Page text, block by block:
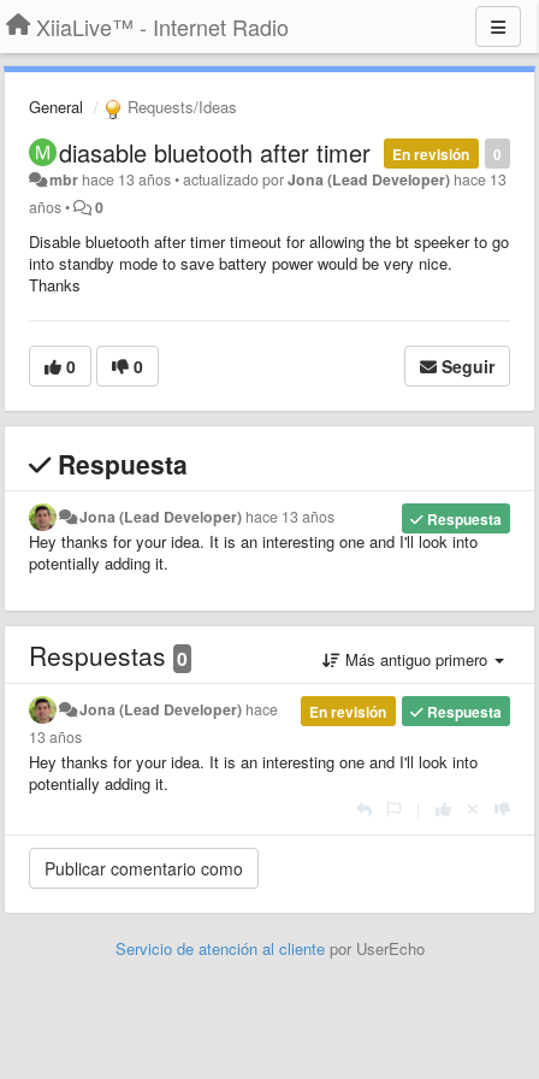
XiiaLive™ - Internet Radio
General Requests/Ideas
0
En revisión
diasable bluetooth after timer
mbr hace 13 años•actualizado porJona (Lead Developer) hace 13
años• 0
Disable bluetooth after timer timeout for allowing the bt speeker to go
into standby mode to save battery power would be very nice.
Thanks
0 0 Seguir
Respuesta
Respuesta
Jona (Lead Developer) hace 13 años
Hey thanks for your idea. It is an interesting one and I'll look into
potentially adding it.
Respuestas 0 Más antiguo primero
Respuesta
En revisión
Jona (Lead Developer) hace
13 años
Hey thanks for your idea. It is an interesting one and I'll look into
potentially adding it.
Servicio de atención al cliente por UserEcho